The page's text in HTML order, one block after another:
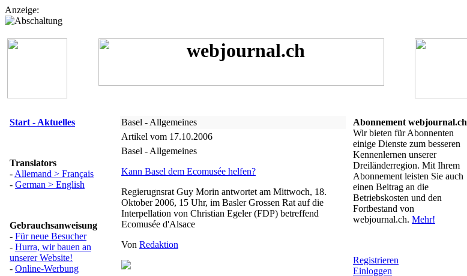
Anzeige:
Start - Aktuelles
Translators
- Allemand > Français
- German > English
Gebrauchsanweisung
- Für neue Besucher
- Hurra, wir bauen an
unserer Website!
- Online-Werbung
Basel - Allgemeines
Artikel vom 17.10.2006
Basel - Allgemeines
Kann Basel dem Ecomusée helfen?
Regierugnsrat Guy Morin antwortet am Mittwoch, 18.
Oktober 2006, 15 Uhr, im Basler Grossen Rat auf die
Interpellation von Christian Egeler (FDP) betreffend
Ecomusée d'Alsace
Von Redaktion
Abonnement webjournal.ch
Wir bieten für Abonnenten
einige Dienste zum besseren
Kennenlernen unserer
Dreiländerregion. Mit Ihrem
Abonnement leisten Sie auch
einen Beitrag an die
Betriebskosten und den
Fortbestand von
webjournal.ch. Mehr!
Registrieren
Einloggen